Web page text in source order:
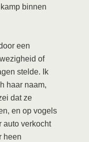
binnen
een
of
stelde. Ik
haar naam,
dat ze
en op vogels
auto verkocht
heen